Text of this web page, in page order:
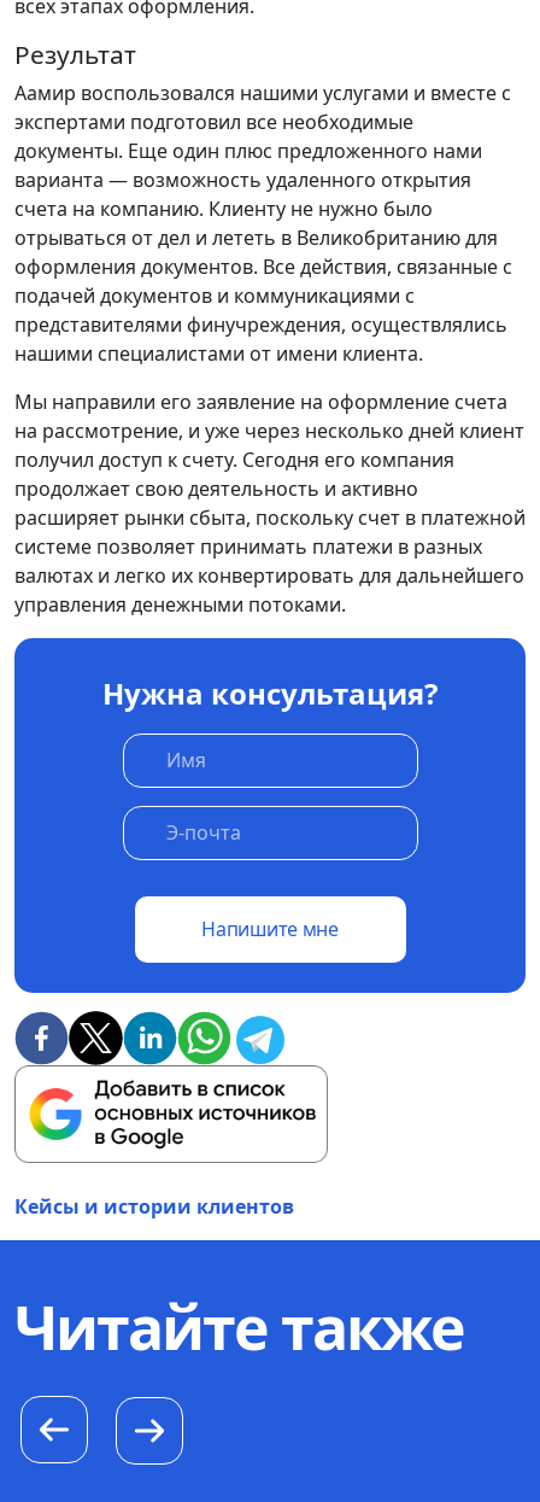
всех этапах оформления.
Результат
Аамир воспользовался нашими услугами и вместе с
экспертами подготовил все необходимые
документы. Еще один плюс предложенного нами
варианта — возможность удаленного открытия
счета на компанию. Клиенту не нужно было
отрываться от дел и лететь в Великобританию для
оформления документов. Все действия, связанные с
подачей документов и коммуникациями с
представителями финучреждения, осуществлялись
нашими специалистами от имени клиента.
Мы направили его заявление на оформление счета
на рассмотрение, и уже через несколько дней клиент
получил доступ к счету. Сегодня его компания
продолжает свою деятельность и активно
расширяет рынки сбыта, поскольку счет в платежной
системе позволяет принимать платежи в разных
валютах и легко их конвертировать для дальнейшего
управления денежными потоками.
Нужна консультация?
Напишите мне
Кейсы и истории клиентов
Читайте также